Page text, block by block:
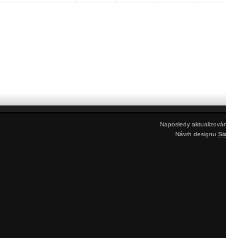
Naposledy
Návrh designu